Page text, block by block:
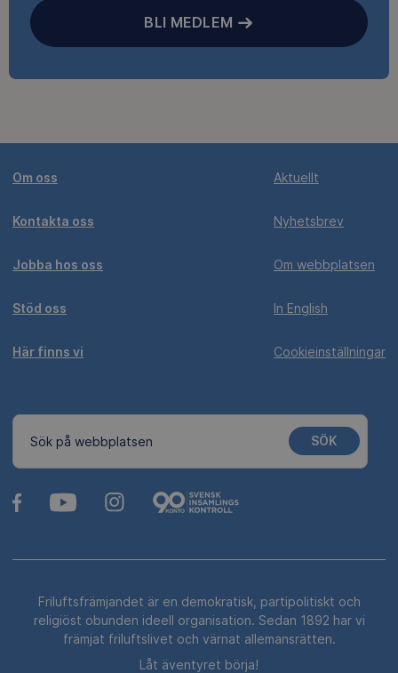
BLI MEDLEM
Om oss
Kontakta oss
Jobba hos oss
Stöd oss
Här finns vi
Aktuellt
Nyhetsbrev
Om webbplatsen
In English
Cookieinställningar
Sök på webbplatsen SÖK
Friluftsfrämjandet är en demokratisk, partipolitiskt och
religiöst obunden ideell organisation. Sedan 1892 har vi
främjat friluftslivet och värnat allemansrätten.
Låt äventyret börja!